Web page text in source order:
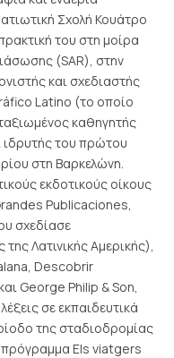
Σχολή Κουάτρο
του στη μοίρα
(SAR), στην
και σχεδιαστής
Latino (το οποίο
καθηγητής
ιδρυτής του πρώτου
στη Βαρκελώνη.
εκδοτικούς οίκους
Publicaciones,
σχεδίασε
Λατινικής Αμερικής),
Descobrir
George Philip & Son,
σε εκπαιδευτικά
της σταδιοδρομίας
Els viatgers